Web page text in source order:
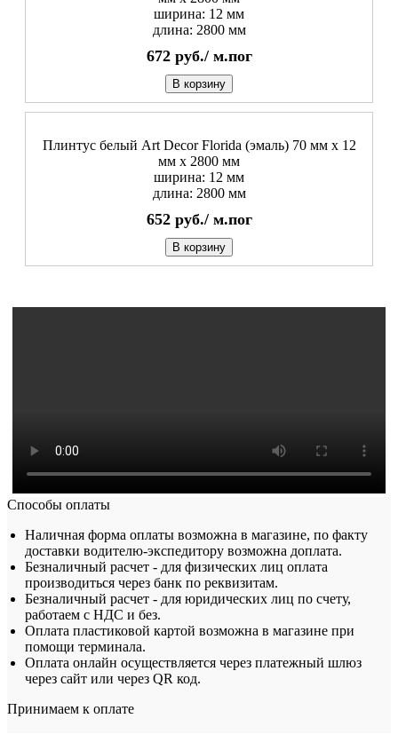
ширина: 12 мм
длина: 2800 мм
672 руб./ м.пог
В корзину
Плинтус белый Art Decor Florida (эмаль) 70 мм х 12
мм х 2800 мм
ширина: 12 мм
длина: 2800 мм
652 руб./ м.пог
В корзину
Способы оплаты
Наличная форма оплаты возможна в магазине, по факту
доставки водителю-экспедитору возможна доплата.
Безналичный расчет - для физических лиц оплата
производиться через банк по реквизитам.
Безналичный расчет - для юридических лиц по счету,
работаем с НДС и без.
Оплата пластиковой картой возможна в магазине при
помощи терминала.
Оплата онлайн осуществляется через платежный шлюз
через сайт или через QR код.
Принимаем к оплате